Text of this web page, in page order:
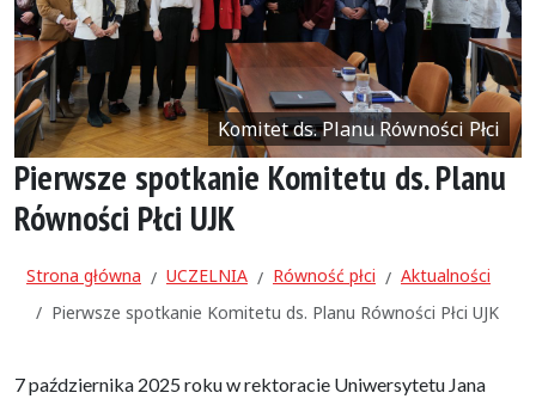
Komitet ds. Planu Równości Płci
Pierwsze spotkanie Komitetu ds. Planu
Równości Płci UJK
Strona główna UCZELNIA Równość płci
Aktualności
Pierwsze spotkanie Komitetu ds. Planu Równości Płci UJK
7 października 2025 roku w rektoracie Uniwersytetu Jana